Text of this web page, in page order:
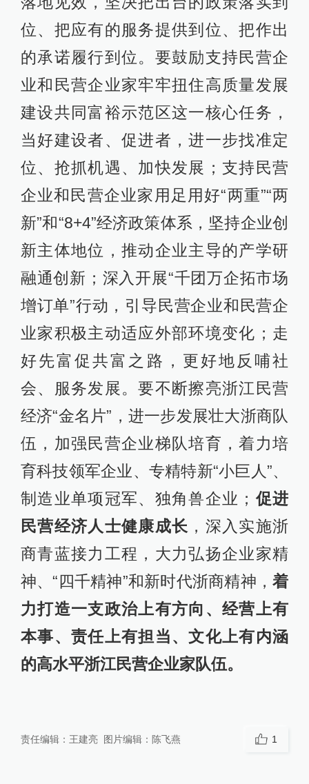
位、把应有的服务提供到位、把作出
的承诺履行到位。要鼓励支持民营企
业和民营企业家牢牢扭住高质量发展
建设共同富裕示范区这一核心任务，
当好建设者、促进者，进一步找准定
位、抢抓机遇、加快发展；支持民营
企业和民营企业家用足用好“两重”“两
新”和“8+4”经济政策体系，坚持企业创
新主体地位，推动企业主导的产学研
融通创新；深入开展“千团万企拓市场
增订单”行动，引导民营企业和民营企
业家积极主动适应外部环境变化；走
好先富促共富之路，更好地反哺社
会、服务发展。要不断擦亮浙江民营
经济“金名片”，进一步发展壮大浙商队
伍，加强民营企业梯队培育，着力培
育科技领军企业、专精特新“小巨人”、
制造业单项冠军、独角兽企业； 促进
民营经济人士健康成长 ，深入实施浙
商青蓝接力工程，大力弘扬企业家精
神、“四千精神”和新时代浙商精神，着
力打造一支政治上有方向、经营上有
本事、责任上有担当、文化上有内涵
的高水平浙江民营企业家队伍。
责任编辑： 王建亮 图片编辑： 陈飞燕 1